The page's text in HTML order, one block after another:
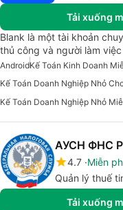
Tải xuống
Blank là một tài khoản
thủ công và người làm
AndroidKế Toán Kinh Doanh
АУСН ФНС
4.7 Miễn
Quản lý thuế
Tải xuống